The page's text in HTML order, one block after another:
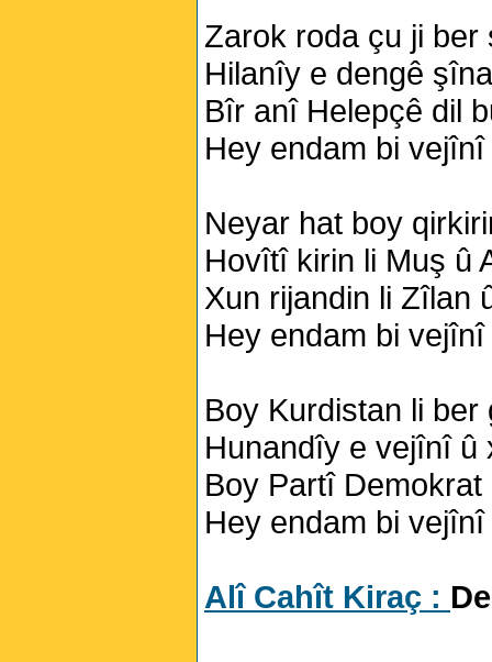
Zarok roda çu ji ber
Hilanîy e dengê
Bîr anî Helepçê dil
Hey endam bi
Neyar hat boy
Hovîtî kirin li Muş û
Xun rijandin li Zîlan
Hey endam bi
Boy Kurdistan li ber
Hunandîy e vejînî û
Boy Partî
Hey endam bi
Alî Cahît Kiraç :